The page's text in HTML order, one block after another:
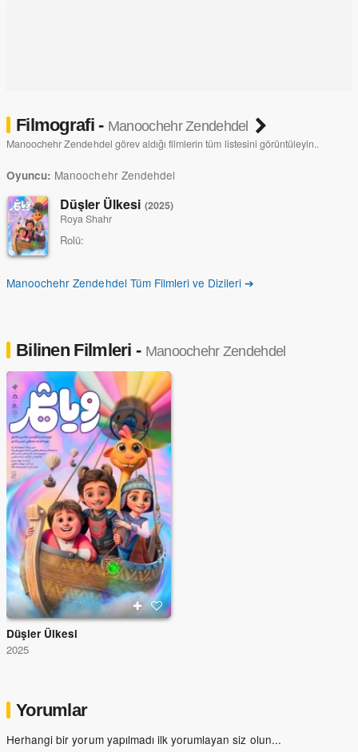
Filmografi - Manoochehr Zendehdel
Manoochehr Zendehdel görev aldığı filmlerin tüm listesini görüntüleyin..
Oyuncu: Manoochehr Zendehdel
Düşler Ülkesi (2025)
Roya Shahr
Rolü:
Manoochehr Zendehdel Tüm Filmleri ve Dizileri ➔
Bilinen Filmleri - Manoochehr Zendehdel
Düşler Ülkesi
2025
Yorumlar
Herhangi bir yorum yapılmadı ilk yorumlayan siz olun...